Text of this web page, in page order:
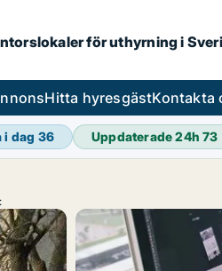
för uthyrning i
Hitta hyresgästKontakta
i dag 36 Uppdaterade 24h73